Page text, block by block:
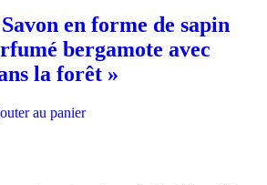
en forme de sapin
bergamote avec
la forêt »
au panier